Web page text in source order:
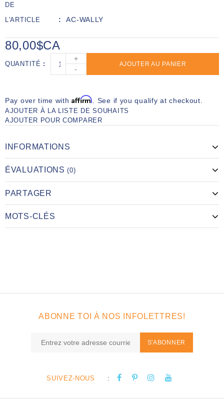
DE
L'ARTICLE
AC-WALLY
80,00$CA
QUANTITÉ
+
-
AJOUTER AU PANIER
Pay over time withAffirm . See if you qualify at checkout.
AJOUTER À LA LISTE DE SOUHAITS
AJOUTER POUR COMPARER
INFORMATIONS
ÉVALUATIONS(0)
PARTAGER
MOTS-CLÉS
ABONNE TOI À NOS INFOLETTRES!
S'ABONNER
SUIVEZ-NOUS :